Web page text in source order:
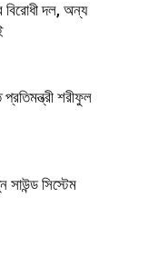
বিরোধী দল, অন্য
শরীফুল
সিস্টেম